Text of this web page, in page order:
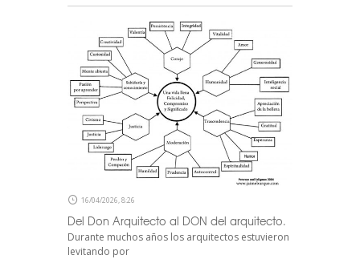
16/04/2026, 8:26
Del Don Arquitecto al DON del arquitecto.
Durante muchos años los arquitectos estuvieron
levitando por